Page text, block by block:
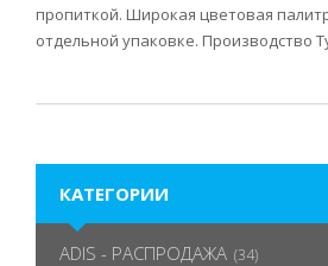
пропиткой. Широкая цветовая
отдельной упаковке. Производство
КАТЕГОРИИ
ADIS - РАСПРОДАЖА (34)